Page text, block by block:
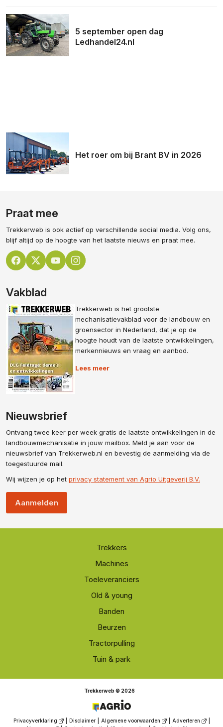
5 september open dag
Ledhandel24.nl
Het roer om bij Brant BV in 2026
Praat mee
Trekkerweb is ook actief op verschillende social media. Volg ons,
blijf altijd op de hoogte van het laatste nieuws en praat mee.
Vakblad
Trekkerweb is het grootste
mechanisatievakblad voor de landbouw en
groensector in Nederland, dat je op de
hoogte houdt van de laatste ontwikkelingen,
merkennieuws en vraag en aanbod.
Lees meer
Nieuwsbrief
Ontvang twee keer per week gratis de laatste ontwikkelingen in de
landbouwmechanisatie in jouw mailbox. Meld je aan voor de
nieuwsbrief van Trekkerweb.nl en bevestig de aanmelding via de
toegestuurde mail.
Wij wijzen je op het privacy statement van Agrio Uitgeverij B.V.
Aanmelden
Trekkers
Machines
Toeleveranciers
Old & young
Banden
Beurzen
Tractorpulling
Tuin & park
Trekkerweb © 2026
Privacyverklaring Disclaimer Algemene voorwaarden Adverteren